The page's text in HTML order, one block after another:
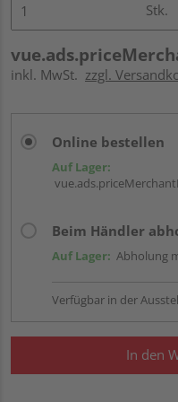
Stk.
inkl. MwSt. zzgl.
Online bestellen
Auf Lager:
Beim Händler
Auf Lager: Abholung
Verfügbar in der
In den